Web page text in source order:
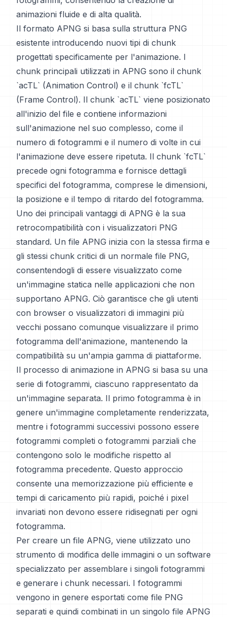
animazioni fluide e di alta qualità.
Il formato APNG si basa sulla struttura PNG
esistente introducendo nuovi tipi di chunk
progettati specificamente per l'animazione. I
chunk principali utilizzati in APNG sono il chunk
`acTL` (Animation Control) e il chunk `fcTL`
(Frame Control). Il chunk `acTL` viene posizionato
all'inizio del file e contiene informazioni
sull'animazione nel suo complesso, come il
numero di fotogrammi e il numero di volte in cui
l'animazione deve essere ripetuta. Il chunk `fcTL`
precede ogni fotogramma e fornisce dettagli
specifici del fotogramma, comprese le dimensioni,
la posizione e il tempo di ritardo del fotogramma.
Uno dei principali vantaggi di APNG è la sua
retrocompatibilità con i visualizzatori PNG
standard. Un file APNG inizia con la stessa firma e
gli stessi chunk critici di un normale file PNG,
consentendogli di essere visualizzato come
un'immagine statica nelle applicazioni che non
supportano APNG. Ciò garantisce che gli utenti
con browser o visualizzatori di immagini più
vecchi possano comunque visualizzare il primo
fotogramma dell'animazione, mantenendo la
compatibilità su un'ampia gamma di piattaforme.
Il processo di animazione in APNG si basa su una
serie di fotogrammi, ciascuno rappresentato da
un'immagine separata. Il primo fotogramma è in
genere un'immagine completamente renderizzata,
mentre i fotogrammi successivi possono essere
fotogrammi completi o fotogrammi parziali che
contengono solo le modifiche rispetto al
fotogramma precedente. Questo approccio
consente una memorizzazione più efficiente e
tempi di caricamento più rapidi, poiché i pixel
invariati non devono essere ridisegnati per ogni
fotogramma.
Per creare un file APNG, viene utilizzato uno
strumento di modifica delle immagini o un software
specializzato per assemblare i singoli fotogrammi
e generare i chunk necessari. I fotogrammi
vengono in genere esportati come file PNG
separati e quindi combinati in un singolo file APNG